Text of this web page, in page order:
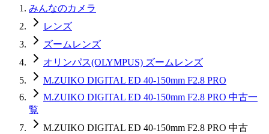
みんなのカメラ
レンズ
ズームレンズ
オリンパス(OLYMPUS) ズームレンズ
M.ZUIKO DIGITAL ED 40-150mm F2.8 PRO
M.ZUIKO DIGITAL ED 40-150mm F2.8 PRO 中古一
覧
M.ZUIKO DIGITAL ED 40-150mm F2.8 PRO 中古